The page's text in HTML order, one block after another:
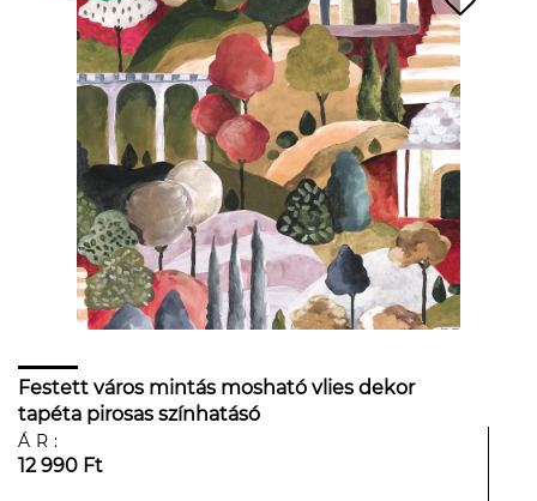
Festett város mintás mosható vlies dekor
tapéta pirosas színhatásó
ÁR:
12 990 Ft